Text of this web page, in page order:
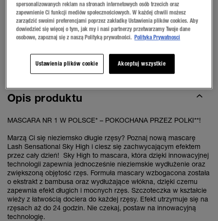
Very Black
KUP TERAZ
Opis produktu
MASCARA NR 1 W POLSCE* – POKOCHANA PRZEZ POLKI**!
Marzą Ci się nieziemsko długie rzęsy? Poznaj nową mascarę
Lash Sensational Sky High i ciesz się zachwycającym efektem
przez cały dzień! Sky High to mascara, która dzięki innowacyjnej
technologii zapewnia jednocześnie nieziemskie wydłużenie oraz
zwiększoną objętość rzęs. Formuła mascary wzbogacona została
o ekstrakt z bambusa oraz wydłużające włókna, dzięki czemu
zapewnia efekt długich i mocnych rzęs. Szczoteczka w kształcie
wieży z łatwością dociera do każdej rzęsy. Efekt utrzymuje się na
rzęsach aż do 24 godzin. Nie czekaj, postaw na innowacyjną
technologię.
spersonalizowanych reklam na stronach internetowych osób trzecich oraz
zapewnienie Ci funkcji mediów społecznościowych. W każdej chwili możesz
zarządzić swoimi preferencjami poprzez zakładkę Ustawienia plików cookies. Aby
dowiedzieć się więcej o tym, jak my i nasi partnerzy przetwarzamy Twoje dane
osobowe, zapoznaj się z naszą Polityką prywatności. Polityka Prywatnosci
Ustawienia plików cookie Akceptuj wszystkie